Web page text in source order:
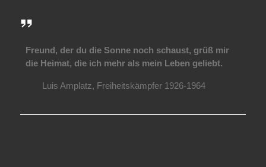
Freund, der du die Sonne noch schaust, grüß mir
die Heimat, die ich mehr als mein Leben geliebt.
Luis Amplatz, Freiheitskämpfer 1926-1964